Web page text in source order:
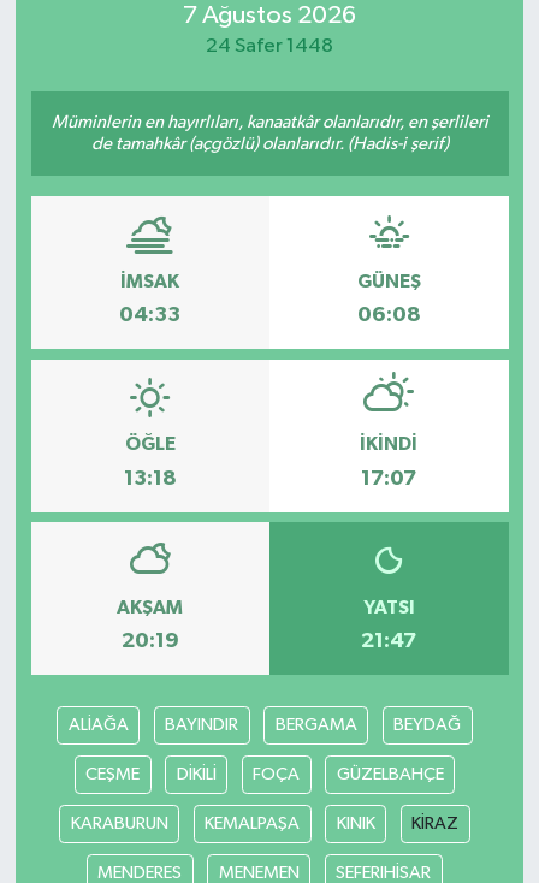
7 Ağustos 2026
24 Safer 1448
Müminlerin en hayırlıları, kanaatkâr olanlarıdır, en şerlileri
de tamahkâr (açgözlü) olanlarıdır. (Hadis-i şerif)
İMSAK
04:33
GÜNEŞ
06:08
ÖĞLE
13:18
İKINDI
17:07
AKŞAM
20:19
YATSI
21:47
ALİAĞA BAYINDIR BERGAMA BEYDAĞ
CEŞME DİKİLİ FOÇA GÜZELBAHÇE
KARABURUN KEMALPAŞA KINIK KİRAZ
MENDERES MENEMEN SEFERIHİSAR